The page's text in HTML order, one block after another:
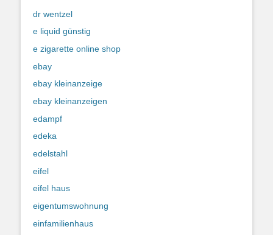
dr wentzel
e liquid günstig
e zigarette online shop
ebay
ebay kleinanzeige
ebay kleinanzeigen
edampf
edeka
edelstahl
eifel
eifel haus
eigentumswohnung
einfamilienhaus